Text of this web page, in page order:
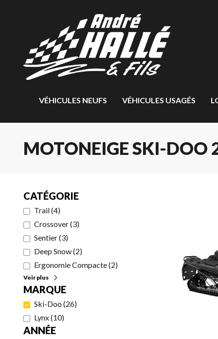
VÉHICULES NEUFS VÉHICULES USAGÉS
MOTONEIGE SKI-DOO
CATÉGORIE
Trail(4)
Crossover(3)
Sentier(3)
Deep Snow(2)
Ergonomie Compacte(2)
Voir plus
MARQUE
Ski-Doo (26)
Lynx(10)
ANNÉE